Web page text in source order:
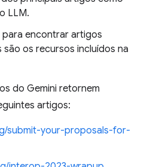
LLM.
encontrar artigos
são os recursos incluídos na
do Gemini retornem
artigos:
submit-your-proposals-for-